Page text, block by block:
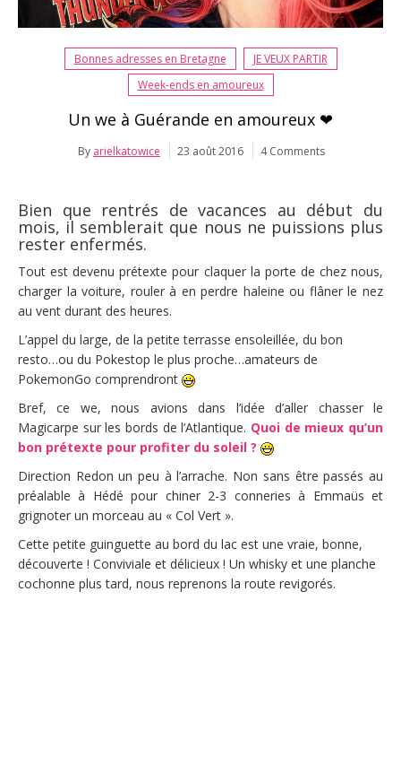
Bonnes adresses en Bretagne
JE VEUX PARTIR
Week-ends en amoureux
Un we à Guérande en amoureux ❤
By arielkatowice 23 août 2016 4 Comments
Bien que rentrés de vacances au début du
mois, il semblerait que nous ne puissions plus
rester enfermés.
Tout est devenu prétexte pour claquer la porte de chez nous,
charger la voiture, rouler à en perdre haleine ou flâner le nez
au vent durant des heures.
L’appel du large, de la petite terrasse ensoleillée, du bon
resto…ou du Pokestop le plus proche…amateurs de
PokemonGo comprendront
Bref, ce we, nous avions dans l’idée d’aller chasser le
Magicarpe sur les bords de l’Atlantique. Quoi de mieux qu’un
bon prétexte pour profiter du soleil ?
Direction Redon un peu à l’arrache. Non sans être passés au
préalable à Hédé pour chiner 2-3 conneries à Emmaüs et
grignoter un morceau au « Col Vert ».
Cette petite guinguette au bord du lac est une vraie, bonne,
découverte ! Conviviale et délicieux ! Un whisky et une planche
cochonne plus tard, nous reprenons la route revigorés.